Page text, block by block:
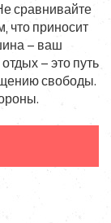
сравнивайте
что приносит
– ваш
– это путь
свободы.